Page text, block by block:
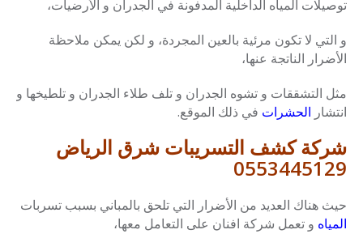
توصيلات المياه الداخلية المدفونة في الجدران و الأرضيات،
و التي لا تكون مرئية بالعين المجردة، و لكن يمكن ملاحظة
الأضرار الناتجة عنها،
مثل التشققات و تشوه الجدران و تلف طلاء الجدران و تلطيخها و
انتشار الحشرات في ذلك الموقع.
شركة كشف التسريبات شرق الرياض
0553445129
حيث هناك العديد من الأضرار التي تلحق بالمباني بسبب تسربات
المياه و تعمل شركة افنان على التعامل معها،